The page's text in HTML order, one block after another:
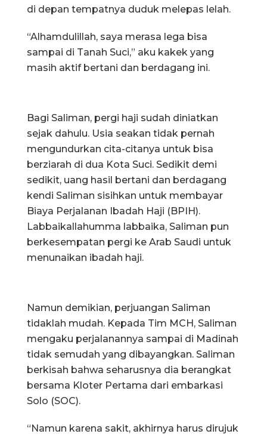
di depan tempatnya duduk melepas lelah.
“Alhamdulillah, saya merasa lega bisa
sampai di Tanah Suci,” aku kakek yang
masih aktif bertani dan berdagang ini.
Bagi Saliman, pergi haji sudah diniatkan
sejak dahulu. Usia seakan tidak pernah
mengundurkan cita-citanya untuk bisa
berziarah di dua Kota Suci. Sedikit demi
sedikit, uang hasil bertani dan berdagang
kendi Saliman sisihkan untuk membayar
Biaya Perjalanan Ibadah Haji (BPIH).
Labbaikallahumma labbaika, Saliman pun
berkesempatan pergi ke Arab Saudi untuk
menunaikan ibadah haji.
Namun demikian, perjuangan Saliman
tidaklah mudah. Kepada Tim MCH, Saliman
mengaku perjalanannya sampai di Madinah
tidak semudah yang dibayangkan. Saliman
berkisah bahwa seharusnya dia berangkat
bersama Kloter Pertama dari embarkasi
Solo (SOC).
“Namun karena sakit, akhirnya harus dirujuk